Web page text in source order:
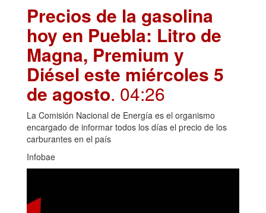
Precios de la gasolina
hoy en Puebla: Litro de
Magna, Premium y
Diésel este miércoles 5
de agosto. 04:26
La Comisión Nacional de Energía es el organismo
encargado de informar todos los días el precio de los
carburantes en el país
Infobae